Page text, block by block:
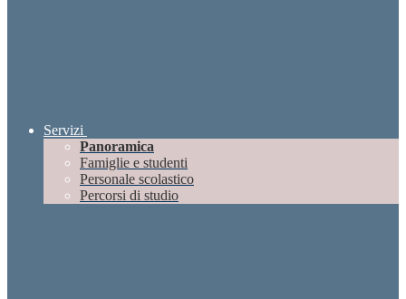
Servizi
Panoramica
Famiglie e studenti
Personale scolastico
Percorsi di studio